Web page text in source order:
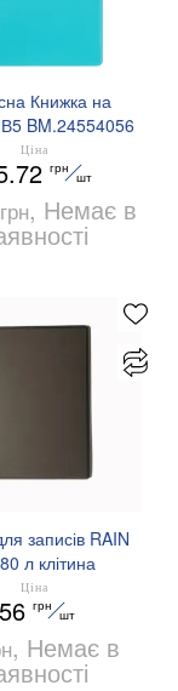
Книжка на
В5 BM.24554056
Ціна
грн
шт
грн, Немає в
записів RAIN
л клітина
обкладинка
BM.24452152
Ціна
56 грн
шт
, Немає в